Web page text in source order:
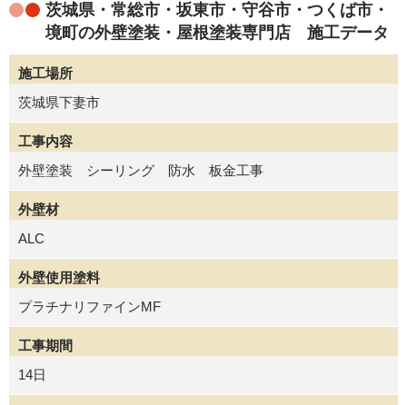
茨城県・常総市・坂東市・守谷市・つくば市・
境町の外壁塗装・屋根塗装専門店 施工データ
施工場所
茨城県下妻市
工事内容
外壁塗装 シーリング 防水 板金工事
外壁材
ALC
外壁使用塗料
プラチナリファインMF
工事期間
14日